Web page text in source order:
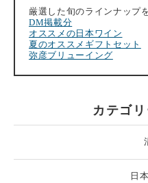
厳選した旬のラインナップ
DM掲載分
オススメの日本ワイン
夏のオススメギフトセット
弥彦ブリューイング
カテゴ
日